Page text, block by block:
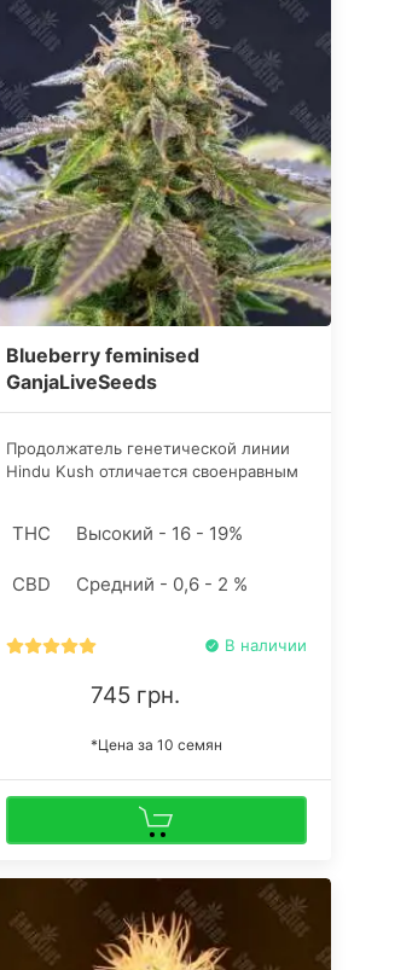
Blueberry feminised
GanjaLiveSeeds
Продолжатель генетической линии
Hindu Kush отличается своенравным
семена конопли Blueberry feminised
GanjaSeeds.
THC Высокий - 16 - 19%
CBD Средний - 0,6 - 2 %
В наличии
745 грн.
*Цена за 10 семян